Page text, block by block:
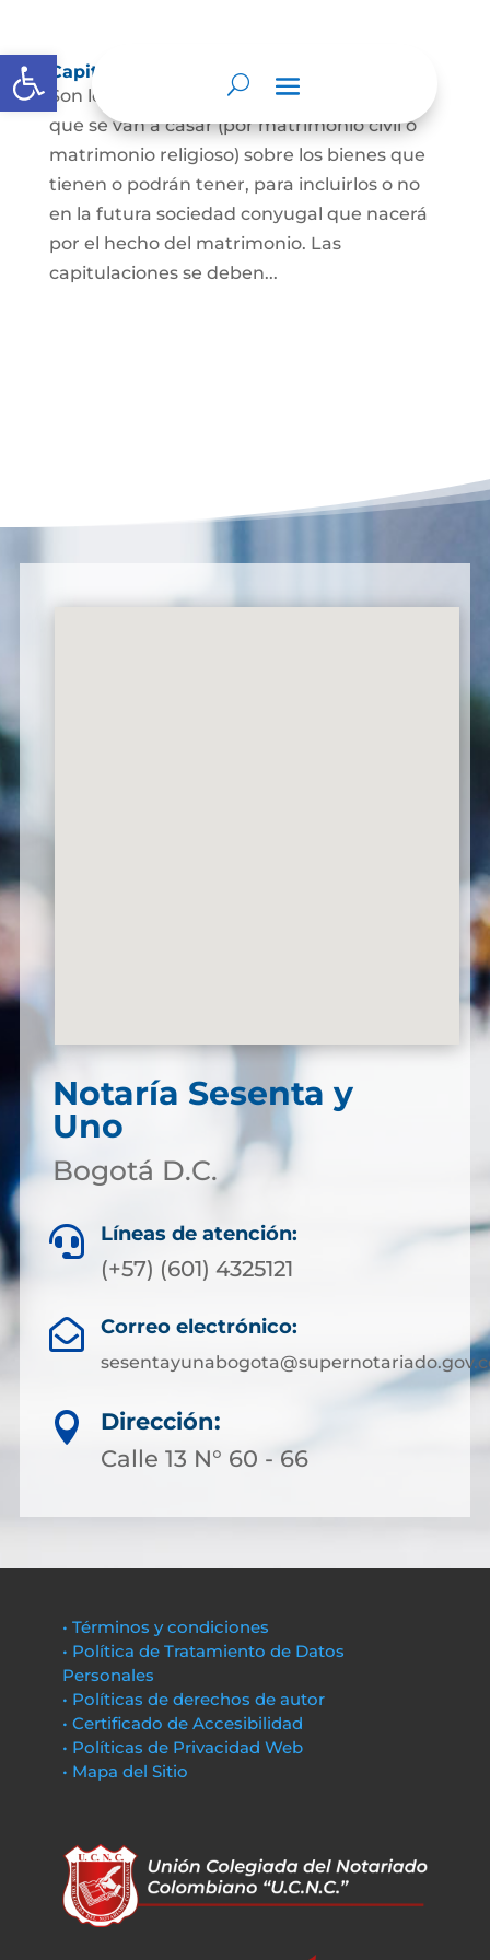
Abrir barra de herramientas
Capitulaciones Matrimoniales
Son los acuerdos que hacen las personas
que se van a casar (por matrimonio civil o
matrimonio religioso) sobre los bienes que
tienen o podrán tener, para incluirlos o no
en la futura sociedad conyugal que nacerá
por el hecho del matrimonio. Las
capitulaciones se deben...
Notaría Sesenta y
Uno
Bogotá D.C.
 Líneas de atención:
(+57) (601) 4325121
 Correo electrónico:

Dirección:
Calle 13 N° 60 - 66
• Términos y condiciones
• Política de Tratamiento de Datos
Personales
• Políticas de derechos de autor
• Certificado de Accesibilidad
• Políticas de Privacidad Web
• Mapa del Sitio